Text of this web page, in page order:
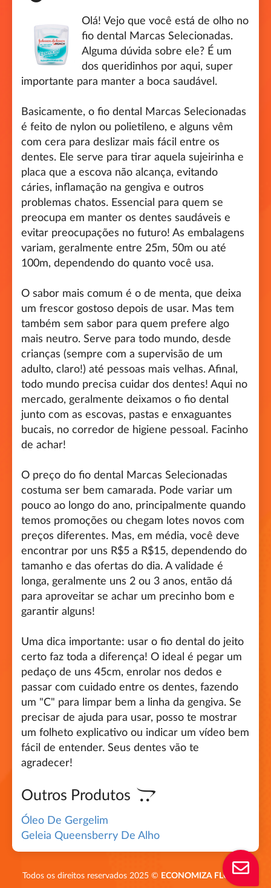
Olá! Vejo que você está de olho no
fio dental Marcas Selecionadas.
Alguma dúvida sobre ele? É um
dos queridinhos por aqui, super
importante para manter a boca saudável.
Basicamente, o fio dental Marcas Selecionadas
é feito de nylon ou polietileno, e alguns vêm
com cera para deslizar mais fácil entre os
dentes. Ele serve para tirar aquela sujeirinha e
placa que a escova não alcança, evitando
cáries, inflamação na gengiva e outros
problemas chatos. Essencial para quem se
preocupa em manter os dentes saudáveis e
evitar preocupações no futuro! As embalagens
variam, geralmente entre 25m, 50m ou até
100m, dependendo do quanto você usa.
O sabor mais comum é o de menta, que deixa
um frescor gostoso depois de usar. Mas tem
também sem sabor para quem prefere algo
mais neutro. Serve para todo mundo, desde
crianças (sempre com a supervisão de um
adulto, claro!) até pessoas mais velhas. Afinal,
todo mundo precisa cuidar dos dentes! Aqui no
mercado, geralmente deixamos o fio dental
junto com as escovas, pastas e enxaguantes
bucais, no corredor de higiene pessoal. Facinho
de achar!
O preço do fio dental Marcas Selecionadas
costuma ser bem camarada. Pode variar um
pouco ao longo do ano, principalmente quando
temos promoções ou chegam lotes novos com
preços diferentes. Mas, em média, você deve
encontrar por uns R$5 a R$15, dependendo do
tamanho e das ofertas do dia. A validade é
longa, geralmente uns 2 ou 3 anos, então dá
para aproveitar se achar um precinho bom e
garantir alguns!
Uma dica importante: usar o fio dental do jeito
certo faz toda a diferença! O ideal é pegar um
pedaço de uns 45cm, enrolar nos dedos e
passar com cuidado entre os dentes, fazendo
um "C" para limpar bem a linha da gengiva. Se
precisar de ajuda para usar, posso te mostrar
um folheto explicativo ou indicar um vídeo bem
fácil de entender. Seus dentes vão te
agradecer!
Outros Produtos
Óleo De Gergelim
Geleia Queensberry De Alho
Todos os direitos reservados 2025 © ECONOMIZA FLORIPA